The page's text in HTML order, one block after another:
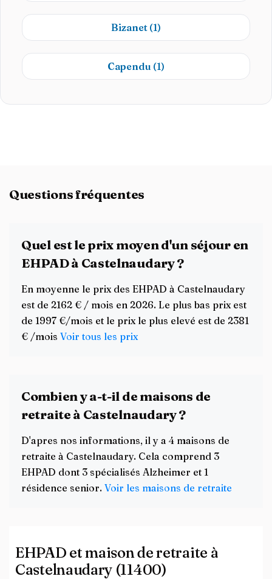
Bizanet (1)
Capendu (1)
Questions fréquentes
Quel est le prix moyen d'un séjour en
EHPAD à Castelnaudary ?
En moyenne le prix des EHPAD à Castelnaudary
est de 2162 € / mois en 2026. Le plus bas prix est
de 1997 €/mois et le prix le plus elevé est de 2381
€ /mois Voir tous les prix
Combien y a-t-il de maisons de
retraite à Castelnaudary ?
D'apres nos informations, il y a 4 maisons de
retraite à Castelnaudary. Cela comprend 3
EHPAD dont 3 spécialisés Alzheimer et 1
résidence senior. Voir les maisons de retraite
EHPAD et maison de retraite à
Castelnaudary (11400)